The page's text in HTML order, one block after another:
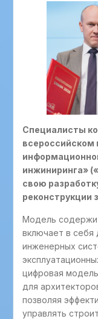
Специалисты
всероссийском
инжиниринга»
свою
реконструкции
Модель
включает в себя
инженерных
цифровая
для
позволяя
управлять